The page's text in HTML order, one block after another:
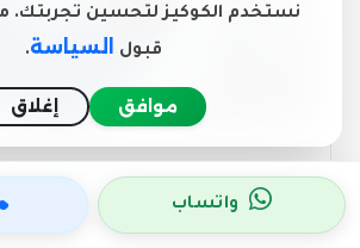
كشف تسربات المياه إلكترونياً
فــرســانـك
واتساب
نستخدم الكوكيز لتحسين تجربتك.
قبول
السياسة.
موافق إغلاق